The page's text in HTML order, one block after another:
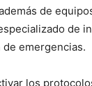
de
de
emergencias.
los